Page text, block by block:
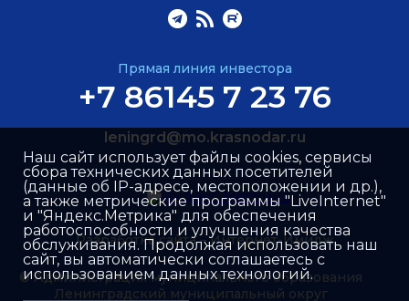
Прямая линия инвестора
+7 86145 7 23 76
leningrd@mo.krasnodar.ru
© Администрация муниципального образования
Ленинградский муниципальный округ
Разработка сайта –Интернет-Имидж
Наш сайт использует файлы cookies, сервисы
сбора технических данных посетителей
(данные об IP-адресе, местоположении и др.),
а также метрические программы "LiveInternet"
и "Яндекс.Метрика" для обеспечения
работоспособности и улучшения качества
обслуживания. Продолжая использовать наш
сайт, вы автоматически соглашаетесь с
использованием данных технологий.